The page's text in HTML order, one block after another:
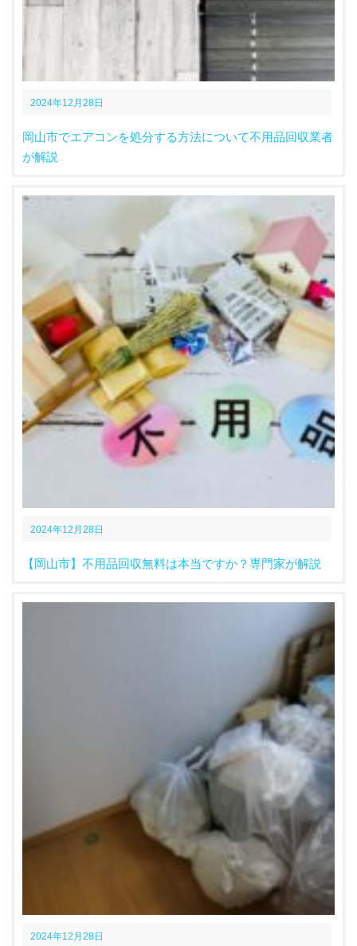
2024年12月28日
岡山市でエアコンを処分する方法について不用品回収業者
が解説
2024年12月28日
【岡山市】不用品回収無料は本当ですか？専門家が解説
2024年12月28日